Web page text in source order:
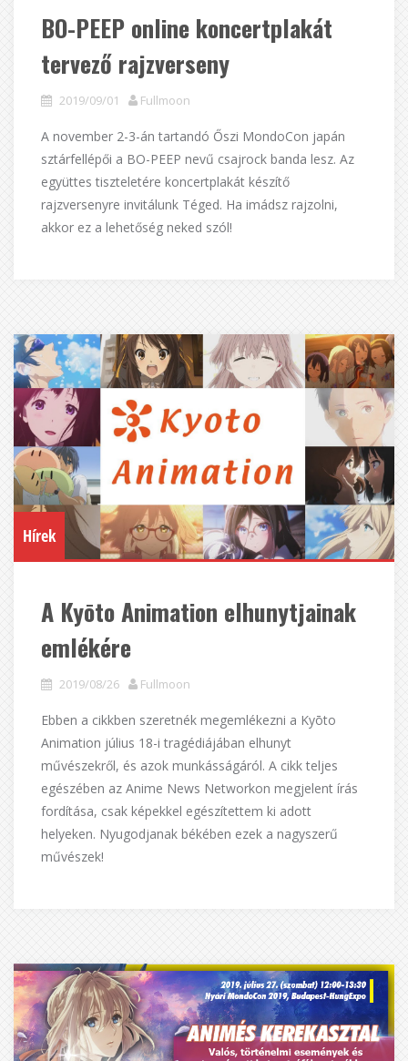
BO-PEEP online koncertplakát
tervező rajzverseny
2019/09/01 Fullmoon
A november 2-3-án tartandó Őszi MondoCon japán
sztárfellépői a BO-PEEP nevű csajrock banda lesz. Az
együttes tiszteletére koncertplakát készítő
rajzversenyre invitálunk Téged. Ha imádsz rajzolni,
akkor ez a lehetőség neked szól!
Hírek
A Kyōto Animation elhunytjainak
emlékére
2019/08/26 Fullmoon
Ebben a cikkben szeretnék megemlékezni a Kyōto
Animation július 18-i tragédiájában elhunyt
művészekről, és azok munkásságáról. A cikk teljes
egészében az Anime News Networkon megjelent írás
fordítása, csak képekkel egészítettem ki adott
helyeken. Nyugodjanak békében ezek a nagyszerű
művészek!